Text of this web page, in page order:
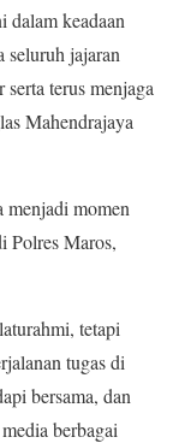
keadaan
seluruh jajaran
terus menjaga
Mahendrajaya
menjadi momen
Polres Maros,
tetapi
tugas di
bersama, dan
berbagai